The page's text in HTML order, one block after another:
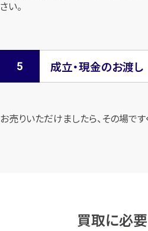
さい。
成立・現金のお渡し
お売りいただけましたら、その場で
買取に必